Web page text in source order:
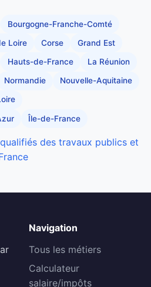
Bourgogne-Franche-Comté
Loire Corse Grand Est
Hauts-de-France La Réunion
Normandie Nouvelle-Aquitaine
Île-de-France
des travaux publics et
Navigation
Tous les métiers
Calculateur
salaire/impôts